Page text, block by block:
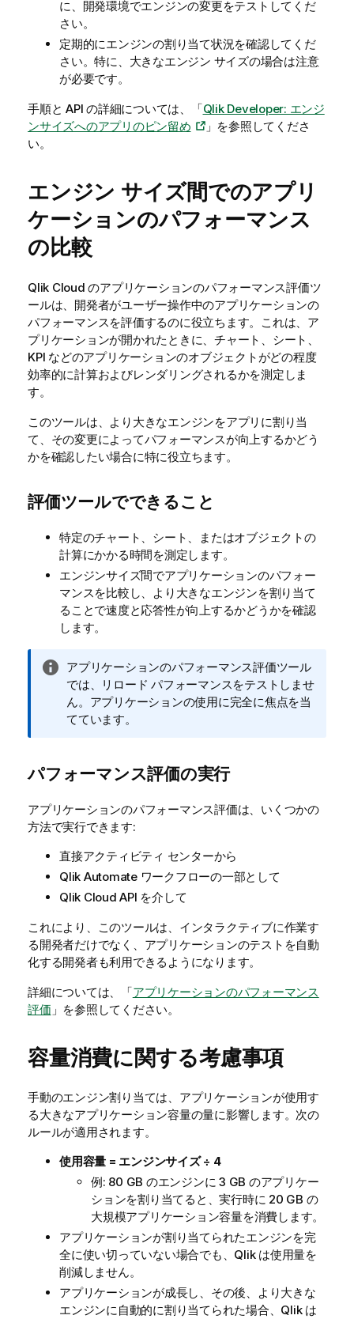
に、開発環境でエンジンの変更をテストしてくだ
さい。
定期的にエンジンの割り当て状況を確認してくだ
さい。特に、大きなエンジン サイズの場合は注意
が必要です。
手順と API の詳細については、「Qlik Developer: エンジ
ンサイズへのアプリのピン留め
」を参照してくださ
い。
エンジン サイズ間でのアプリ
ケーションのパフォーマンス
の比較
Qlik Cloud のアプリケーションのパフォーマンス評価ツ
ールは、開発者がユーザー操作中のアプリケーションの
パフォーマンスを評価するのに役立ちます。これは、ア
プリケーションが開かれたときに、チャート、シート、
KPI などのアプリケーションのオブジェクトがどの程度
効率的に計算およびレンダリングされるかを測定しま
す。
このツールは、より大きなエンジンをアプリに割り当
て、その変更によってパフォーマンスが向上するかどう
かを確認したい場合に特に役立ちます。
評価ツールでできること
特定のチャート、シート、またはオブジェクトの
計算にかかる時間を測定します。
エンジンサイズ間でアプリケーションのパフォー
マンスを比較し、より大きなエンジンを割り当て
ることで速度と応答性が向上するかどうかを確認
します。
情
報
メ
モ
アプリケーションのパフォーマンス評価ツール
では、リロード パフォーマンスをテストしませ
ん。アプリケーションの使用に完全に焦点を当
てています。
パフォーマンス評価の実行
アプリケーションのパフォーマンス評価は、いくつかの
方法で実行できます:
直接アクティビティ センターから
Qlik Automateワークフローの一部として
Qlik Cloud API を介して
これにより、このツールは、インタラクティブに作業す
る開発者だけでなく、アプリケーションのテストを自動
化する開発者も利用できるようになります。
詳細については、「アプリケーションのパフォーマンス
評価 」を参照してください。
容量消費に関する考慮事項
手動のエンジン割り当ては、アプリケーションが使用す
る大きなアプリケーション容量の量に影響します。次の
ルールが適用されます。
使用容量 = エンジンサイズ ÷ 4
例: 80 GB のエンジンに 3 GB のアプリケー
ションを割り当てると、実行時に 20 GB の
大規模アプリケーション容量を消費します。
アプリケーションが割り当てられたエンジンを完
全に使い切っていない場合でも、Qlik は使用量を
削減しません。
アプリケーションが成長し、その後、より大きな
エンジンに自動的に割り当てられた場合、 Qlikは